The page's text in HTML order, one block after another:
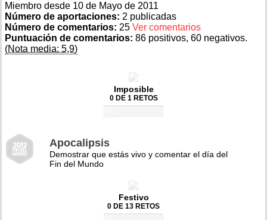
Miembro desde 10 de Mayo de 2011
Número de aportaciones: 2 publicadas
Número de comentarios: 25 Ver comentarios
Puntuación de comentarios: 86 positivos, 60 negativos.
(Nota media: 5,9)
Imposible
0 DE 1 RETOS
Apocalipsis
Demostrar que estás vivo y comentar el día del
Fin del Mundo
Festivo
0 DE 13 RETOS